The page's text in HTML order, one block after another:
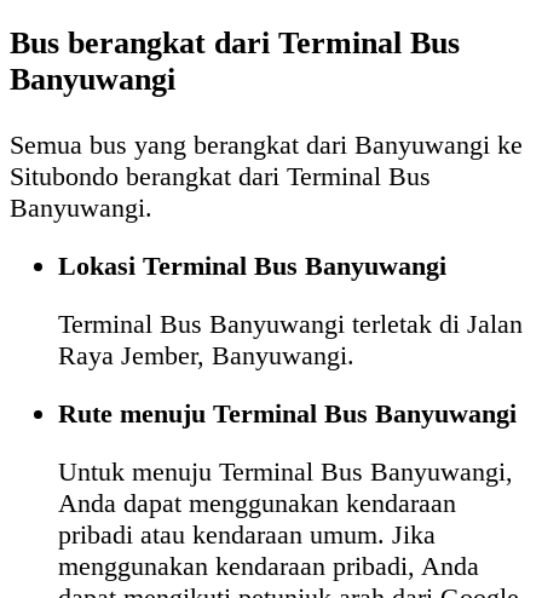
Bus berangkat dari Terminal Bus
Banyuwangi
Semua bus yang berangkat dari Banyuwangi ke
Situbondo berangkat dari Terminal Bus
Banyuwangi.
Lokasi Terminal Bus Banyuwangi
Terminal Bus Banyuwangi terletak di Jalan
Raya Jember, Banyuwangi.
Rute menuju Terminal Bus Banyuwangi
Untuk menuju Terminal Bus Banyuwangi,
Anda dapat menggunakan kendaraan
pribadi atau kendaraan umum. Jika
menggunakan kendaraan pribadi, Anda